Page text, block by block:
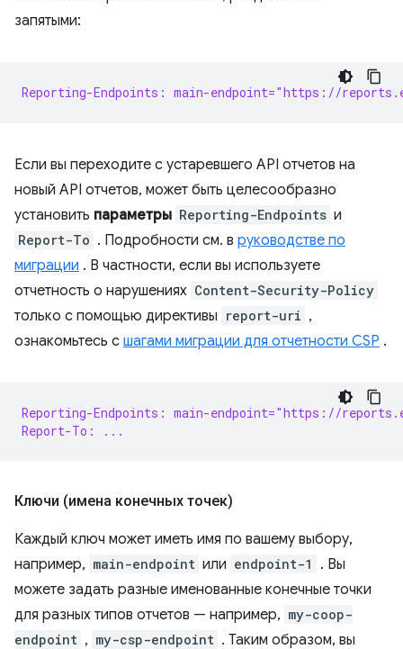
запятыми:
Reporting-Endpoints: main-endpoint="https://
Если вы переходите с устаревшего API отчетов на
новый API отчетов, может быть целесообразно
установить параметры Reporting-Endpoints и
Report-To . Подробности см. в руководстве по
миграции . В частности, если вы используете
отчетность о нарушениях Content-Security-Policy
только с помощью директивы report-uri ,
ознакомьтесь с шагами миграции для отчетности CSP .
Reporting-Endpoints: main-endpoint="https://
Report-To: ...
Ключи (имена конечных точек)
Каждый ключ может иметь имя по вашему выбору,
например, main-endpoint или endpoint-1
. Вы
можете задать разные именованные конечные точки
для разных типов отчетов — например, my-coop-
endpoint , my-csp-endpoint . Таким образом, вы